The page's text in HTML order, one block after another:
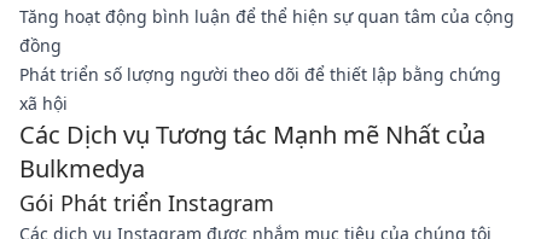
Tăng hoạt động bình luận để thể hiện sự quan tâm của cộng
đồng
Phát triển số lượng người theo dõi để thiết lập bằng chứng
xã hội
Các Dịch vụ Tương tác Mạnh mẽ Nhất của
Bulkmedya
Gói Phát triển Instagram
Các dịch vụ Instagram được nhắm mục tiêu của chúng tôi